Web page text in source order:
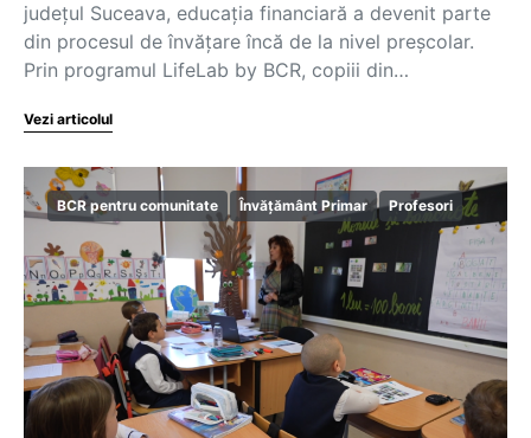
județul Suceava, educația financiară a devenit parte
din procesul de învățare încă de la nivel preșcolar.
Prin programul LifeLab by BCR, copiii din…
Vezi articolul
BCR pentru comunitate Învățământ Primar Profesori